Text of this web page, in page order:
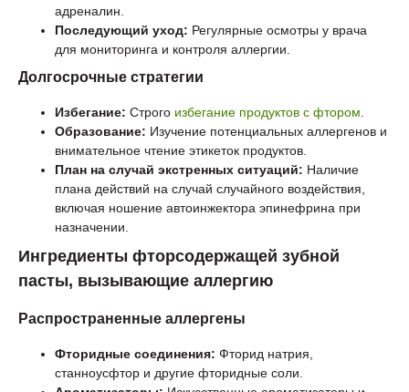
адреналин.
Последующий уход: Регулярные осмотры у врача
для мониторинга и контроля аллергии.
Долгосрочные стратегии
Избегание: Строго избегание продуктов с фтором
Образование: Изучение потенциальных аллергенов и
внимательное чтение этикеток продуктов.
План на случай экстренных ситуаций: Наличие
плана действий на случай случайного воздействия,
включая ношение автоинжектора эпинефрина при
назначении.
Ингредиенты фторсодержащей зубной
пасты, вызывающие аллергию
Распространенные аллергены
Фторидные соединения: Фторид натрия,
станноусфтор и другие фторидные соли.